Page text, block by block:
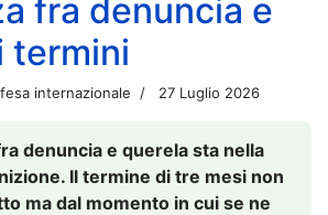
fra denuncia e
termini
internazionale 27 Luglio 2026
denuncia e querela sta nella
Il termine di tre mesi non
ma dal momento in cui se ne